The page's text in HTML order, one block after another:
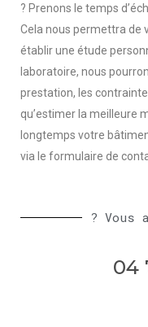
? Prenons le temps
Cela nous permettra de
établir une étude
laboratoire, nous
prestation, les
qu’estimer la meilleure
longtemps votre
via le formulaire de
? Vous
04